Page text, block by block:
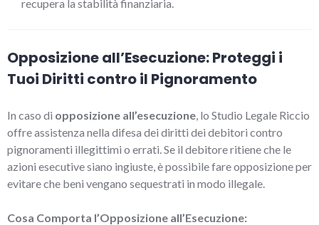
recupera la stabilità finanziaria.
Opposizione all’Esecuzione: Proteggi i
Tuoi Diritti contro il Pignoramento
In caso di opposizione all’esecuzione, lo Studio Legale Riccio
offre assistenza nella difesa dei diritti dei debitori contro
pignoramenti illegittimi o errati. Se il debitore ritiene che le
azioni esecutive siano ingiuste, è possibile fare opposizione per
evitare che beni vengano sequestrati in modo illegale.
Cosa Comporta l’Opposizione all’Esecuzione: